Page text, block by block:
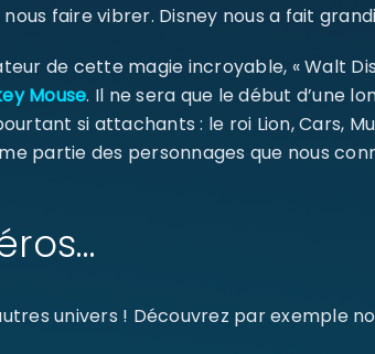
Mot de passe*
faire vibrer. Disney nous a fait
de cette magie incroyable, « Walt
Mouse. Il ne sera que le début d’une
si attachants : le roi Lion, Cars,
partie des personnages que nous
univers ! Découvrez par exemple